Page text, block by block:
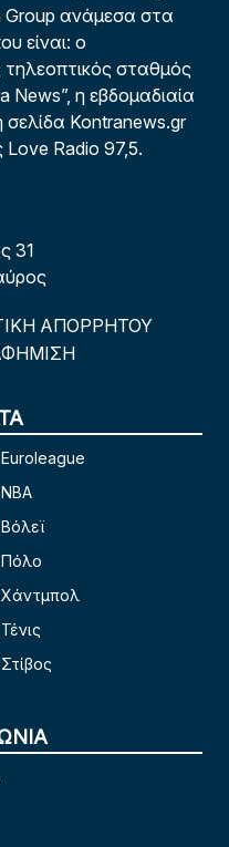
Group ανάμεσα στα
είναι: ο
τηλεοπτικός σταθμός
News”, η εβδομαδιαία
σελίδα Kontranews.gr
Love Radio 97,5.
31
ΑΠΟΡΡΗΤΟΥ
Euroleague
NBA
Βόλεϊ
Πόλο
Χάντμπολ
Τένις
Στίβος